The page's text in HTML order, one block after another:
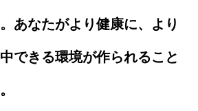
あなたがより健康に、より
できる環境が作られること